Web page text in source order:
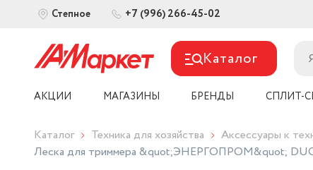
Степное +7 (996) 266-45-02
Каталог
АКЦИИ МАГАЗИНЫ БРЕНДЫ СПЛИТ-
Каталог Техника для хозяйства Аксессуары к
Леска для триммера &quot;ЭНЕРГОПРОМ&quot; DUO